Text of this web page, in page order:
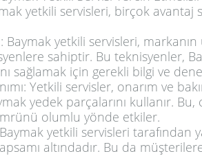
yetkili servisleri, birçok avantaj
Baymak yetkili servisleri,
sahiptir. Bu teknisyenler,
sağlamak için gerekli bilgi ve
Yetkili servisler, onarım ve
yedek parçalarını kullanır. Bu,
olumlu yönde etkiler.
yetkili servisleri tarafından
altındadır. Bu da